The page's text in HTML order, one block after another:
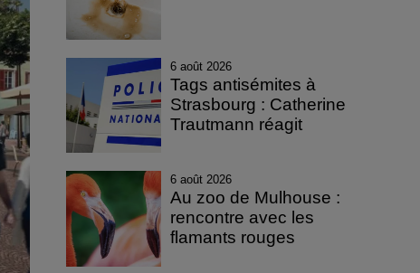
6 août 2026
Tags antisémites à
Strasbourg : Catherine
Trautmann réagit
6 août 2026
Au zoo de Mulhouse :
rencontre avec les
flamants rouges